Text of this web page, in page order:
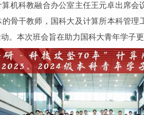
机科教融合办公室主任王元卓出席
骨干教师，国科大及计算所本科管理
。本次班会旨在助力国科大青年学子